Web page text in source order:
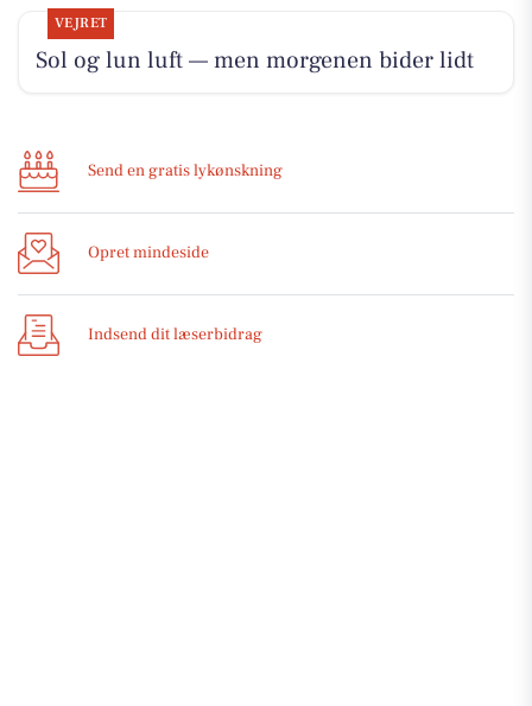
VEJRET
Sol og lun luft — men morgenen bider lidt
Send en gratis lykønskning
Opret mindeside
Indsend dit læserbidrag